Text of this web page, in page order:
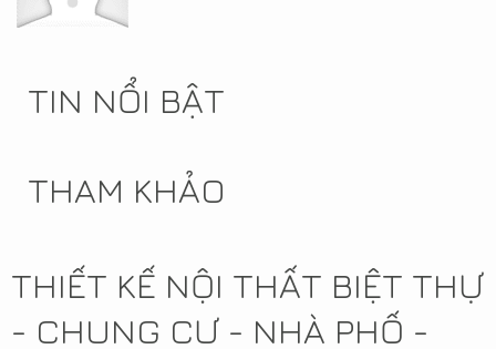
TIN NỔI BẬT
THAM KHẢO
THIẾT KẾ NỘI THẤT BIỆT THỰ
- CHUNG CƯ - NHÀ PHỐ -